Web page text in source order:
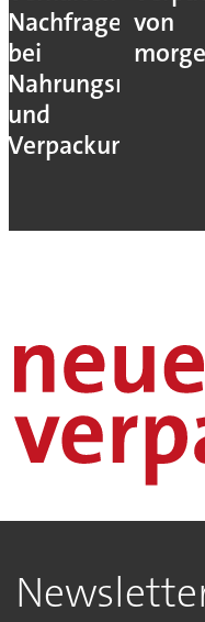
Nachfrage
bei
Nahrungsmittel-
und
von